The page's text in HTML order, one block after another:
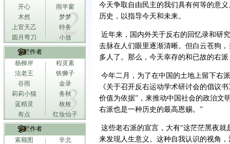
开心
雨半窗
木然
梦梦
上官天乙
特务
圆月弯刀
小放
专栏作者
杨柳岸
程灵素
法老王
铁狮子
谷雨
金录
莉莉小猫
务秋
蓝精灵
枚枚
有点
红妆仙子
专栏作者
索额图
辛北
今天争取自由民主的我们具有何等的意
历史，以指导今天和未来。
近年来，国内外关于反右的回忆录和研
去脉在人们眼里逐渐清晰。但白云苍狗
多人了。那么，今天幸存的和已故的右
今年二月，为了在中国的土地上留下右
《关于召开反右运动学术研讨会的倡议
价值为依据”，来推动中国社会的政治文
右派也是一种历史的最高恩赐。”
这些老右派的宣言，大有“这茫茫黑夜
来发现人生意义。这种自我认识的视角